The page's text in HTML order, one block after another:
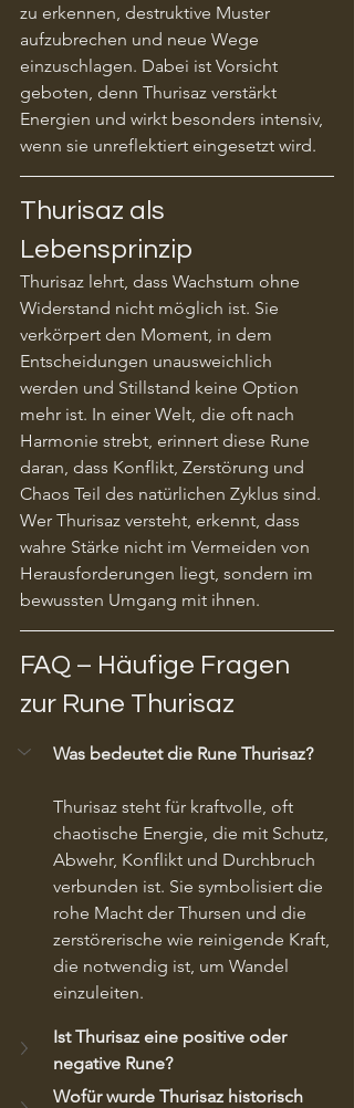
zu erkennen, destruktive Muster
aufzubrechen und neue Wege
einzuschlagen. Dabei ist Vorsicht
geboten, denn Thurisaz verstärkt
Energien und wirkt besonders intensiv,
wenn sie unreflektiert eingesetzt wird.
Thurisaz als
Lebensprinzip
Thurisaz lehrt, dass Wachstum ohne
Widerstand nicht möglich ist. Sie
verkörpert den Moment, in dem
Entscheidungen unausweichlich
werden und Stillstand keine Option
mehr ist. In einer Welt, die oft nach
Harmonie strebt, erinnert diese Rune
daran, dass Konflikt, Zerstörung und
Chaos Teil des natürlichen Zyklus sind.
Wer Thurisaz versteht, erkennt, dass
wahre Stärke nicht im Vermeiden von
Herausforderungen liegt, sondern im
bewussten Umgang mit ihnen.
FAQ – Häufige Fragen
zur Rune Thurisaz
Was bedeutet die Rune Thurisaz?
Thurisaz steht für kraftvolle, oft
chaotische Energie, die mit Schutz,
Abwehr, Konflikt und Durchbruch
verbunden ist. Sie symbolisiert die
rohe Macht der Thursen und die
zerstörerische wie reinigende Kraft,
die notwendig ist, um Wandel
einzuleiten.
Ist Thurisaz eine positive oder
negative Rune?
Wofür wurde Thurisaz historisch